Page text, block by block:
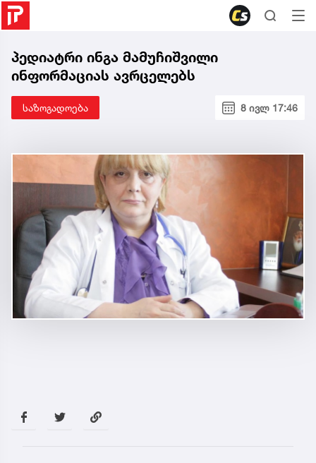
პედიატრი ინგა მამუჩიშვილი
ინფორმაციას ავრცელებს
საზოგადოება 8 ივლ 17:46